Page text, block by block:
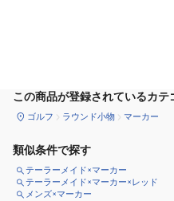
この商品が登録されているカテ
ゴルフ ラウンド小物 マーカー
類似条件で探す
テーラーメイド×マーカー
テーラーメイド×マーカー×レッド
メンズ×マーカー